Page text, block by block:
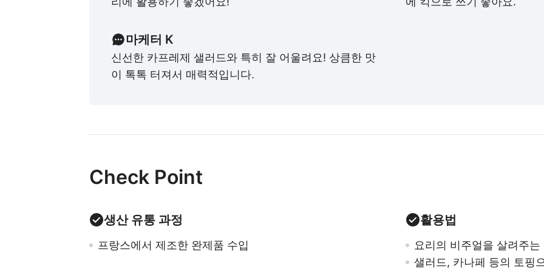
마케터 K
신선한 카프레제 샐러드와 특히 잘 어울려요! 상큼한 맛
이 톡톡 터져서 매력적입니다.
Check Point
생산 유통 과정
프랑스에서 제조한 완제품 수입
활용법
요리의 비주얼을 살려주는
샐러드, 카나페 등의 토핑